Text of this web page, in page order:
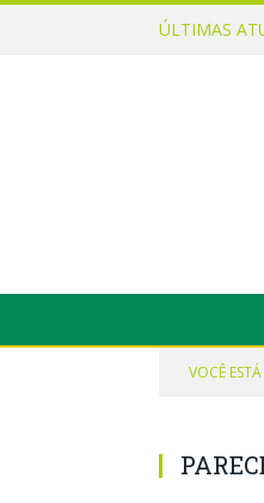
ÚLTIMAS
VOCÊ